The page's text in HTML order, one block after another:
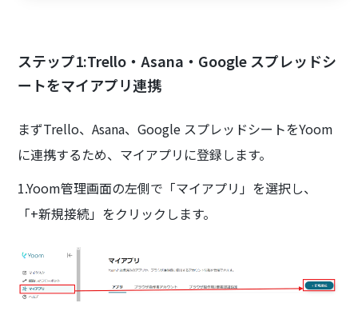
ステップ1:Trello・Asana・Google スプレッドシ
ートをマイアプリ連携
まずTrello、Asana、Google スプレッドシートをYoom
に連携するため、マイアプリに登録します。
1.Yoom管理画面の左側で「マイアプリ」を選択し、
「+新規接続」をクリックします。